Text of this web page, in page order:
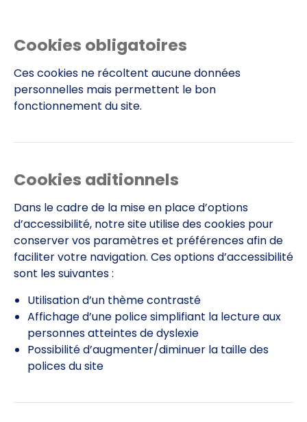
Cookies obligatoires
Ces cookies ne récoltent aucune données
personnelles mais permettent le bon
fonctionnement du site.
Cookies aditionnels
Dans le cadre de la mise en place d’options
d’accessibilité, notre site utilise des cookies pour
conserver vos paramètres et préférences afin de
faciliter votre navigation. Ces options d’accessibilité
sont les suivantes :
Utilisation d’un thème contrasté
Affichage d’une police simplifiant la lecture aux
personnes atteintes de dyslexie
Possibilité d’augmenter/diminuer la taille des
polices du site